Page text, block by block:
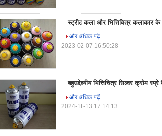
स्ट्रीट कला और भित्तिचित्र कलाकार
और अधिक पढ़ें
2023-02-07 16:50:28
बहुउद्देश्यीय भित्तिचित्र सिल्वर क्रोम
और अधिक पढ़ें
2024-11-13 17:14:13